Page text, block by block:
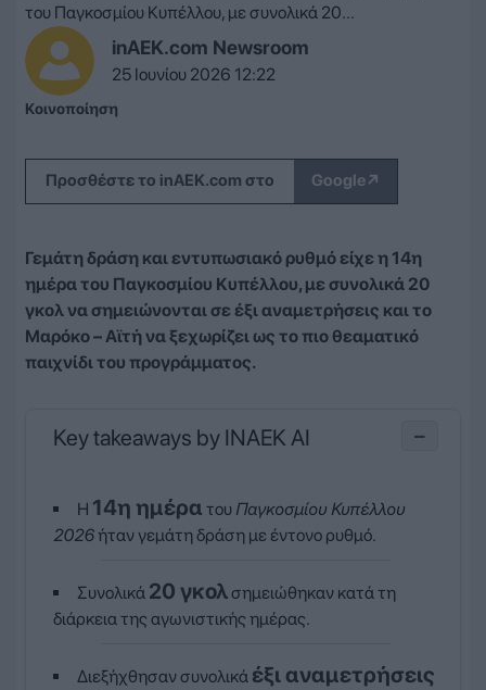
inAEK.com Newsroom
25 Ιουνίου 2026 12:22
του Παγκοσμίου Κυπέλλου, με συνολικά 20...
Κοινοποίηση
Προσθέστε το inAEK.com στο Google↗
Γεμάτη δράση και εντυπωσιακό ρυθμό είχε η 14η
ημέρα του Παγκοσμίου Κυπέλλου, με συνολικά 20
γκολ να σημειώνονται σε έξι αναμετρήσεις και το
Μαρόκο – Αϊτή να ξεχωρίζει ως το πιο θεαματικό
παιχνίδι του προγράμματος.
Key takeaways by INAEK AI −
Η 14η ημέρα του Παγκοσμίου Κυπέλλου
2026ήταν γεμάτη δράση με έντονο ρυθμό.
Συνολικά 20 γκολσημειώθηκαν κατά τη
διάρκεια της αγωνιστικής ημέρας.
Διεξήχθησαν συνολικά έξι αναμετρήσεις